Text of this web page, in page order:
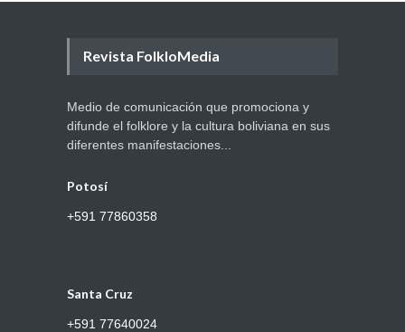
Revista FolkloMedia
Medio de comunicación que promociona y
difunde el folklore y la cultura boliviana en sus
diferentes manifestaciones...
Potosí
+591 77860358
Santa Cruz
+591 77640024